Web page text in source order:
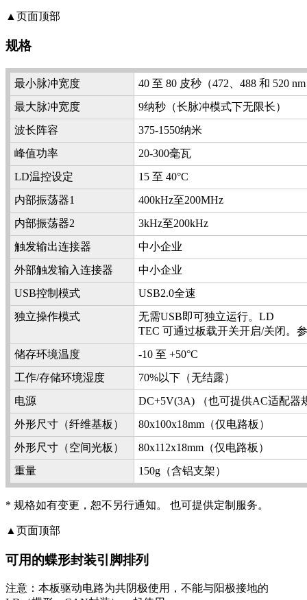
▲页面顶部
规格
最小脉冲宽度
40 至 80 皮秒（472、488 和 520
最大脉冲宽度
9纳秒（长脉冲模式下无限长）
波长阵容
375-1550纳米
峰值功率
20-300毫瓦
LD温控设定
15 至 40°C
内部振荡器1
400kHz至200MHz
内部振荡器2
3kHz至200kHz
触发输出连接器
中小企业
外部触发输入连接器
中小企业
USB控制模式
USB2.0全速
独立操作模式
无需USB即可独立运行。LD
TEC 可通过板载开关开启/关闭。
储存环境温度
-10 至 +50°C
工作/存储环境湿度
70%以下（无结露）
电源
DC+5V(3A) （也可提供AC适配器
外形尺寸（纤维基板）
80x100x18mm（仅电路板）
外形尺寸（空间光板）
80x112x18mm（仅电路板）
重量
150g（含铝支架）
* 规格如有变更，恕不另行通知。 也可提供定制服务。
▲页面顶部
可用的蝶形封装引脚排列
注意：本板驱动电路为共阴极使用，不能与阳极接地的